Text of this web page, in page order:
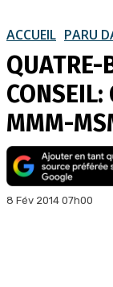
ACCUEIL PARU
QUATRE-
MMM-
8 Fév 2014 07h00